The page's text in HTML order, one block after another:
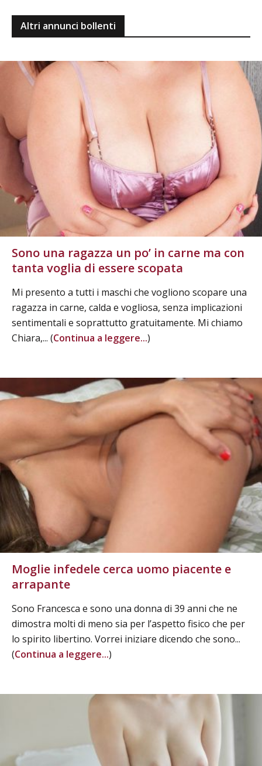
Altri annunci bollenti
Sono una ragazza un po’ in carne ma con
tanta voglia di essere scopata
Mi presento a tutti i maschi che vogliono scopare una
ragazza in carne, calda e vogliosa, senza implicazioni
sentimentali e soprattutto gratuitamente. Mi chiamo
Chiara,... (Continua a leggere...)
Moglie infedele cerca uomo piacente e
arrapante
Sono Francesca e sono una donna di 39 anni che ne
dimostra molti di meno sia per l’aspetto fisico che per
lo spirito libertino. Vorrei iniziare dicendo che sono...
(Continua a leggere...)